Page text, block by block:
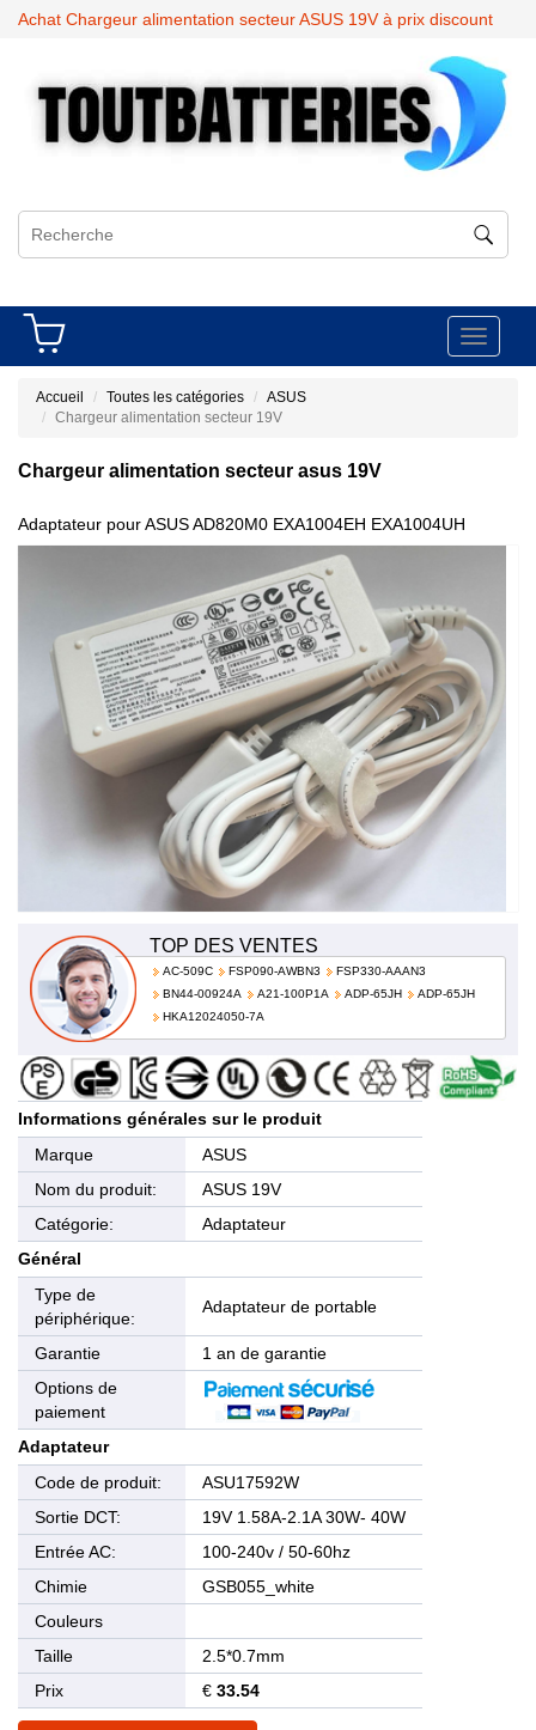
Achat Chargeur alimentation secteur ASUS 19V à prix discount
Toggle
Accueil Toutes les catégories
ASUS
Chargeur alimentation secteur 19V
Chargeur alimentation secteur asus 19V
Adaptateur pour ASUS AD820M0 EXA1004EH EXA1004UH
04G26B001050 100-240v / 50-60hz 19V 1.58A 30W
TOP DES VENTES
AC-509C FSP090-AWBN3
FSP330-AAAN3
BN44-00924A
A21-100P1A ADP-65JH
ADP-65JH
HKA12024050-7A
Informations générales sur le produit
Marque
ASUS
Nom du produit:
ASUS 19V
Catégorie:
Adaptateur
Général
Type de
périphérique:
Adaptateur de portable
Garantie
1 an de garantie
Options de
paiement
Adaptateur
Code de produit:
ASU17592W
Sortie DCT:
19V 1.58A-2.1A 30W- 40W
Entrée AC:
100-240v / 50-60hz
Chimie
GSB055_white
Couleurs
Taille
2.5*0.7mm
Prix
€ 33.54